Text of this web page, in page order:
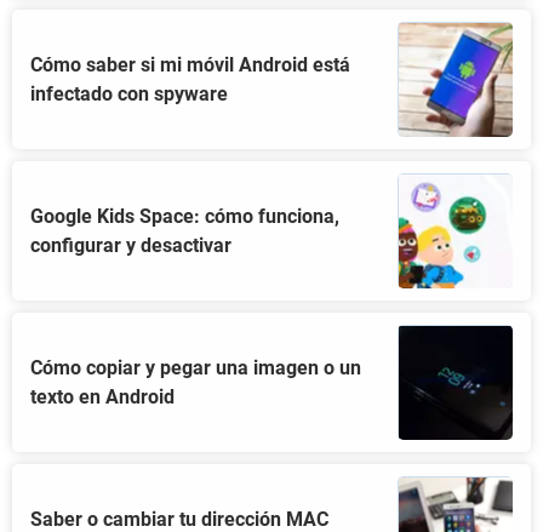
Cómo saber si mi móvil Android está
infectado con spyware
Google Kids Space: cómo funciona,
configurar y desactivar
Cómo copiar y pegar una imagen o un
texto en Android
Saber o cambiar tu dirección MAC